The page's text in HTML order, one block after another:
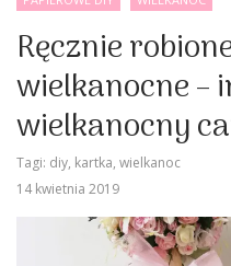
Ręcznie
wielkanocne –
wielkanocny
Tagi: diy, kartka, wielkanoc
14 kwietnia 2019